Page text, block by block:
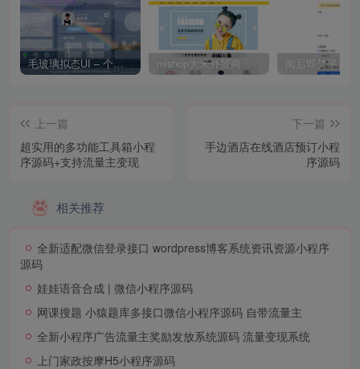
毛玻璃拟态UI – 个人主页（开源版）
上一篇
超实用的多功能工具箱小程
序源码+支持流量主变现
下一篇
手边酒店在线酒店预订小程
序源码
相关推荐
全新适配微信登录接口 wordpress博客系统资讯资源小程序
源码
娃娃语音合成 | 微信小程序源码
网课搜题 小猿题库多接口微信小程序源码 自带流量主
全新小程序广告流量主奖励发放系统源码 流量变现系统
上门家政按摩H5小程序源码